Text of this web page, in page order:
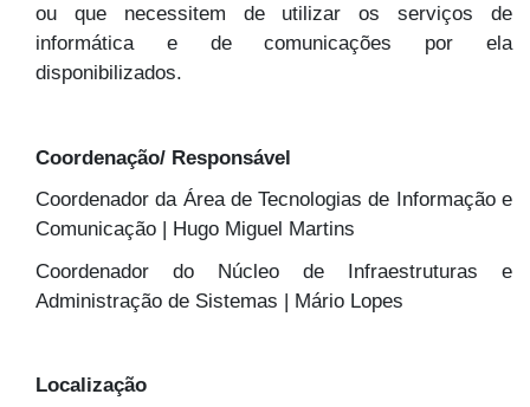
ou que necessitem de utilizar os serviços de
informática e de comunicações por ela
disponibilizados.
Coordenação/ Responsável
Coordenador da Área de Tecnologias de Informação e
Comunicação | Hugo Miguel Martins
Coordenador do Núcleo de Infraestruturas e
Administração de Sistemas | Mário Lopes
Localização